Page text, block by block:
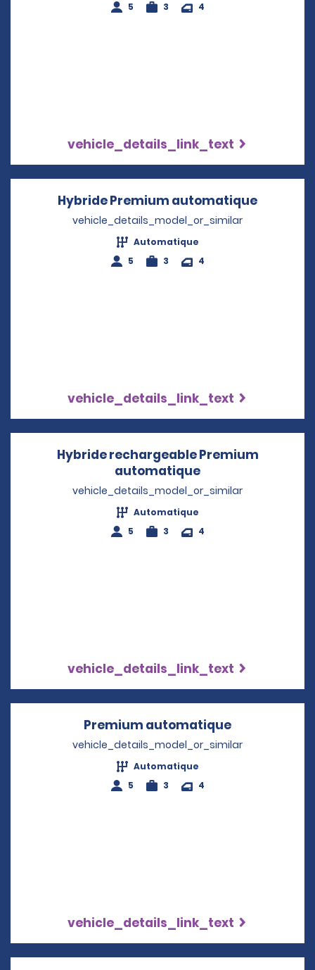
5
3 4
vehicle_details_link_text
Hybride Premium automatique
vehicle_details_model_or_similar
Automatique
5
3 4
vehicle_details_link_text
Hybride rechargeable Premium
automatique
vehicle_details_model_or_similar
Automatique
5
3 4
vehicle_details_link_text
Premium automatique
vehicle_details_model_or_similar
Automatique
5
3 4
vehicle_details_link_text